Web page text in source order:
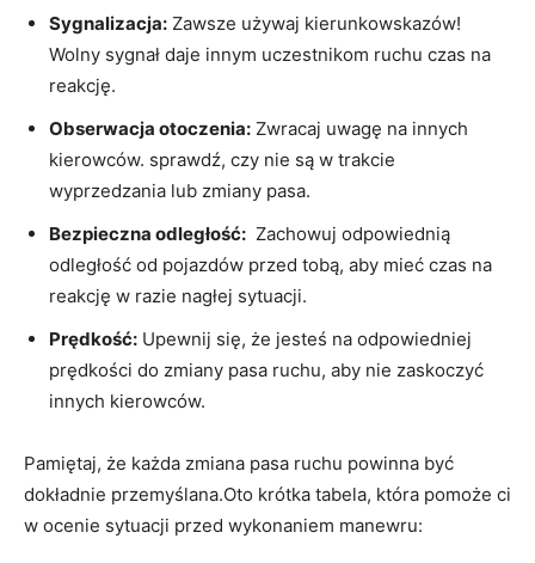
Sygnalizacja: Zawsze używaj kierunkowskazów!
Wolny sygnał daje⁢ innym uczestnikom ruchu czas na​
reakcję.
Obserwacja otoczenia: Zwracaj‍ uwagę na‍ innych
kierowców. sprawdź,​ czy nie są⁤ w ⁤trakcie
wyprzedzania lub zmiany pasa.
Bezpieczna odległość: ⁢ Zachowuj⁣ odpowiednią⁢
odległość od pojazdów przed tobą, aby‌ mieć⁢ czas na
reakcję w razie nagłej sytuacji.
Prędkość: Upewnij się, że jesteś na odpowiedniej
prędkości⁣ do zmiany ⁤pasa ruchu, aby nie zaskoczyć
⁣innych kierowców.
Pamiętaj,⁢ że każda ‍zmiana pasa ruchu powinna być
dokładnie przemyślana.Oto ⁢krótka ​tabela, która ‍pomoże ci
w ocenie sytuacji przed wykonaniem​ manewru: